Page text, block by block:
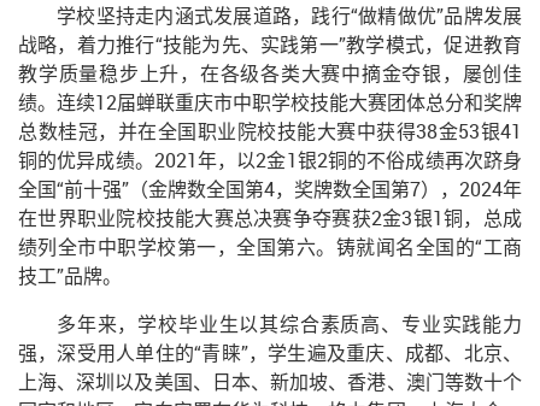
学校坚持走内涵式发展道路，践行“做精做优”品牌发展
战略，着力推行“技能为先、实践第一”教学模式，促进教育
教学质量稳步上升，在各级各类大赛中摘金夺银，屡创佳
绩。连续12届蝉联重庆市中职学校技能大赛团体总分和奖牌
总数桂冠，并在全国职业院校技能大赛中获得38金53银41
铜的优异成绩。2021年，以2金1银2铜的不俗成绩再次跻身
全国“前十强”（金牌数全国第4，奖牌数全国第7），2024年
在世界职业院校技能大赛总决赛争夺赛获2金3银1铜，总成
绩列全市中职学校第一，全国第六。铸就闻名全国的“工商
技工”品牌。
多年来，学校毕业生以其综合素质高、专业实践能力
强，深受用人单住的“青睐”，学生遍及重庆、成都、北京、
上海、深圳以及美国、日本、新加坡、香港、澳门等数十个